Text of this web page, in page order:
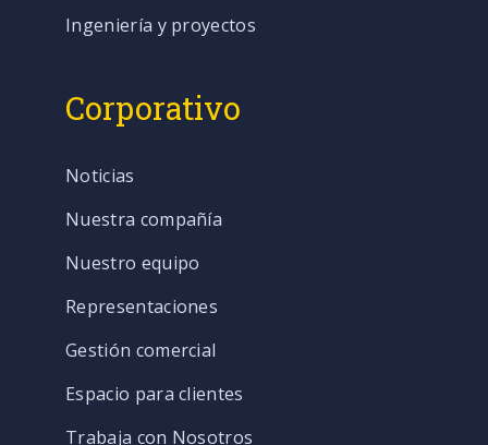
Ingeniería y proyectos
Corporativo
Noticias
Nuestra compañía
Nuestro equipo
Representaciones
Gestión comercial
Espacio para clientes
Trabaja con Nosotros